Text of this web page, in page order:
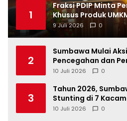
1
Fraksi PDIP Minta
Khusus Produk
9 Juli 2026 0
2
Sumbawa Mulai
Pencegahan dan
Stunting Tahun 2026
10 Juli 2026 0
3
Tahun 2026,
Stunting di 7
10 Juli 2026 0